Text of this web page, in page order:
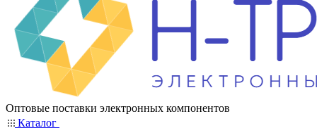
Оптовые поставки электронных компонентов
Каталог